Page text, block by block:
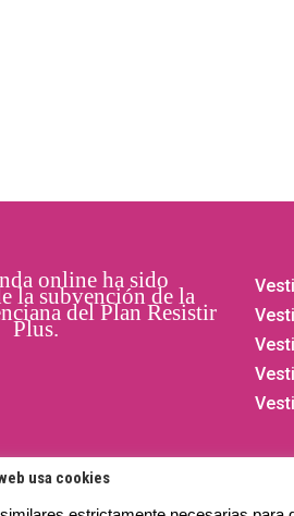
online ha sido
la subvención de la
del Plan Resistir
Plus.
usa cookies